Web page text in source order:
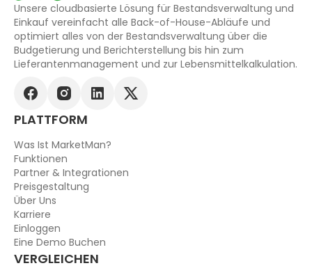
Unsere cloudbasierte Lösung für Bestandsverwaltung und
Einkauf vereinfacht alle Back-of-House-Abläufe und
optimiert alles von der Bestandsverwaltung über die
Budgetierung und Berichterstellung bis hin zum
Lieferantenmanagement und zur Lebensmittelkalkulation.
PLATTFORM
Was Ist MarketMan?
Funktionen
Partner & Integrationen
Preisgestaltung
Über Uns
Karriere
Einloggen
Eine Demo Buchen
VERGLEICHEN